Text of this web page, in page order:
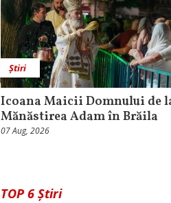
Știri
Icoana Maicii Domnului de
Mănăstirea Adam în Brăila
07 Aug, 2026
TOP 6 Știri